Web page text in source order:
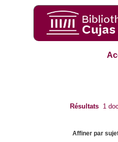
Résultats 1
Affiner par